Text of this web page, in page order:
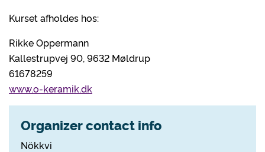
Kurset afholdes hos:
Rikke Oppermann
Kallestrupvej 90, 9632 Møldrup
61678259
www.o-keramik.dk
Organizer contact info
Nökkvi